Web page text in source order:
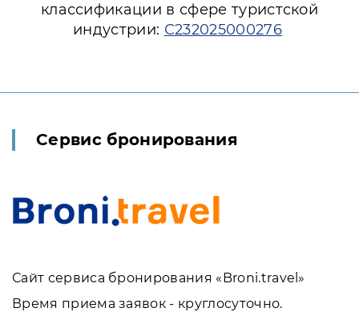
классификации в сфере туристской
индустрии: С232025000276
Сервис бронирования
Сайт сервиса бронирования «Broni.travel»
Время приема заявок - круглосуточно.